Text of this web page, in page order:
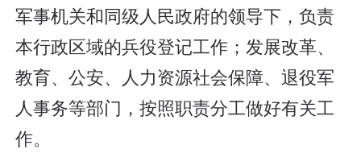
军事机关和同级人民政府的领导下，负责
本行政区域的兵役登记工作；发展改革、
教育、公安、人力资源社会保障、退役军
人事务等部门，按照职责分工做好有关工
作。